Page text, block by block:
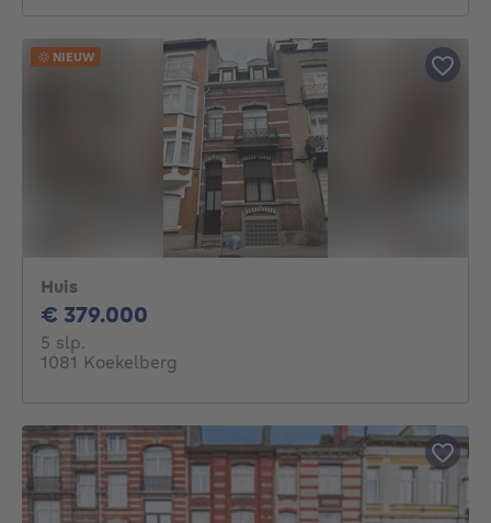
Huis
€ 379.000
5 slp.
1081 Koekelberg
NIEUW